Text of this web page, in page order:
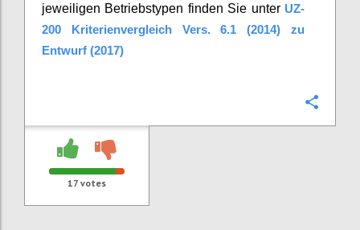
jeweiligen Betriebstypen finden Sie unter UZ-
200 Kriterienvergleich Vers. 6.1 (2014) zu
Entwurf (2017)
17 votes